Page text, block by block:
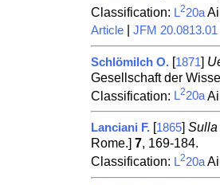
Classification: L220a
Article| JFM 20.0813.01
Schlömilch O. [1871]
Gesellschaft der
Classification: L220a
Lanciani F. [1865] Sulla
Rome.] 7, 169-184.
Classification: L220a